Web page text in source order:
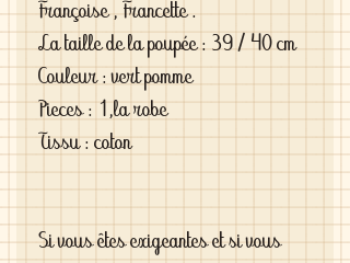
Françoise , Francette .
La taille de la poupée : 39 / 40 cm
Couleur : vert pomme
Pieces : 1,la robe
Tissu : coton
Si vous êtes exigeantes et si vous